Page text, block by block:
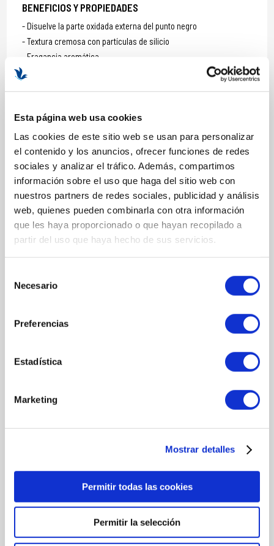
Esta página web usa cookies
Las cookies de este sitio web se usan para personalizar
el contenido y los anuncios, ofrecer funciones de redes
sociales y analizar el tráfico. Además, compartimos
información sobre el uso que haga del sitio web con
nuestros partners de redes sociales, publicidad y análisis
web, quienes pueden combinarla con otra información
que les haya proporcionado o que hayan recopilado a
partir del uso que haya hecho de sus servicios.
Necesario
Preferencias
Estadística
Marketing
Mostrar detalles
Permitir todas las cookies
Permitir la selección
BENEFICIOS Y PROPIEDADES
Disuelve la parte oxidada externa del punto negro
Textura cremosa con partículas de silicio
Fragancia aromática
Tamaño: 50ml.
COMPOSICIÓN
ACTIVOS
Micro partículas de silicio
INGREDIENTES
AQUA (AGUA)
GLICERINA
SÍLICE
ÁCIDO PALMÍTICO ÁCIDO
ALMIDÓN
ESTEARATO
LIMONENO
Con la piel limpia y seca.
Tomar una cantidad de crema del tamaño de una nuez en la
punta de los dedos.
Aplicar en la zona donde haya puntos negros (en la zona T),
humedecerse las yemas de los dedos y trabajar durante unos dos
minutos con movimientos circulares. No es necesario ejercer